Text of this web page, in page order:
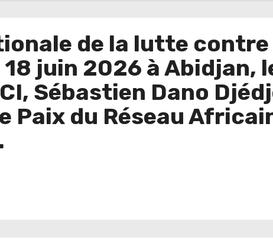
de la lutte contre
18 juin 2026 à Abidjan,
Sébastien Dano
Paix du Réseau